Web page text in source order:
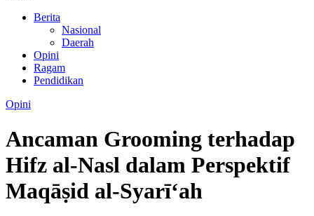
Berita
Nasional
Daerah
Opini
Ragam
Pendidikan
Opini
Ancaman Grooming terhadap
Hifz al-Nasl dalam Perspektif
Maqāṣid al-Syarī‘ah